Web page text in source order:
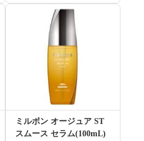
ミルボン オージュア ST
スムース セラム(100mL)